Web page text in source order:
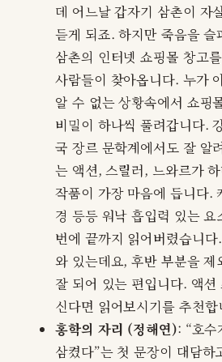
데 어느날 갑자기 삼촌이 자
듣게 되죠. 하지만 죽음을 슬
삼촌의 인터넷 쇼핑몰 창고
사람들이 찾아옵니다. 누가
알 수 없는 상황속에서 쇼핑
비밀이 하나씩 풀려갑니다.
국 장르 문학계에서도 잘 알
는 액션, 스릴러, 느와르가
작품이 가장 마음에 듭니다.
경 등등 워낙 흡입력 있는
번에 끝까지 읽어버렸습니
와 있는데요, 후반 부분을 제
잘 되어 있는 편입니다. 액
신다면 읽어보시기를 추천합
홍학의 자리 (정해연): “호
삼켰다”는 첫 문장이 대담하